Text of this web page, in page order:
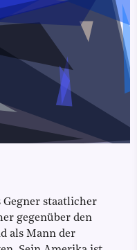
Gegner staatlicher
gegenüber den
als Mann der